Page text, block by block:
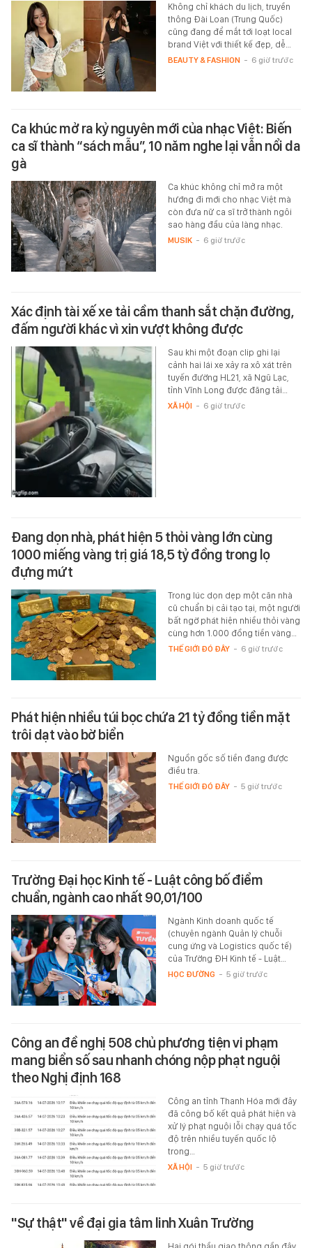
Không chỉ khách du lịch, truyền
thông Đài Loan (Trung Quốc)
cũng đang để mắt tới loạt local
brand Việt với thiết kế đẹp, dễ…
BEAUTY & FASHION - 6 giờ trước
Ca khúc mở ra kỷ nguyên mới của nhạc Việt: Biến
ca sĩ thành “sách mẫu”, 10 năm nghe lại vẫn nổi da
gà
Ca khúc không chỉ mở ra một
hướng đi mới cho nhạc Việt mà
còn đưa nữ ca sĩ trở thành ngôi
sao hàng đầu của làng nhạc.
MUSIK - 6 giờ trước
Xác định tài xế xe tải cầm thanh sắt chặn đường,
đấm người khác vì xin vượt không được
Sau khi một đoạn clip ghi lại
cảnh hai lái xe xảy ra xô xát trên
tuyến đường HL21, xã Ngũ Lạc,
tỉnh Vĩnh Long được đăng tải…
XÃ HỘI - 6 giờ trước
Đang dọn nhà, phát hiện 5 thỏi vàng lớn cùng
1000 miếng vàng trị giá 18,5 tỷ đồng trong lọ
đựng mứt
Trong lúc dọn dẹp một căn nhà
cũ chuẩn bị cải tạo tại, một người
bất ngờ phát hiện nhiều thỏi vàng
cùng hơn 1.000 đồng tiền vàng…
THẾ GIỚI ĐÓ ĐÂY - 6 giờ trước
Phát hiện nhiều túi bọc chứa 21 tỷ đồng tiền mặt
trôi dạt vào bờ biển
Nguồn gốc số tiền đang được
điều tra.
THẾ GIỚI ĐÓ ĐÂY - 5 giờ trước
Trường Đại học Kinh tế - Luật công bố điểm
chuẩn, ngành cao nhất 90,01/100
Ngành Kinh doanh quốc tế
(chuyên ngành Quản lý chuỗi
cung ứng và Logistics quốc tế)
của Trường ĐH Kinh tế - Luật…
HỌC ĐƯỜNG - 5 giờ trước
Công an đề nghị 508 chủ phương tiện vi phạm
mang biển số sau nhanh chóng nộp phạt nguội
theo Nghị định 168
Công an tỉnh Thanh Hóa mới đây
đã công bố kết quả phát hiện và
xử lý phạt nguội lỗi chạy quá tốc
độ trên nhiều tuyến quốc lộ
trong…
XÃ HỘI - 5 giờ trước
"Sự thật" về đại gia tâm linh Xuân Trường